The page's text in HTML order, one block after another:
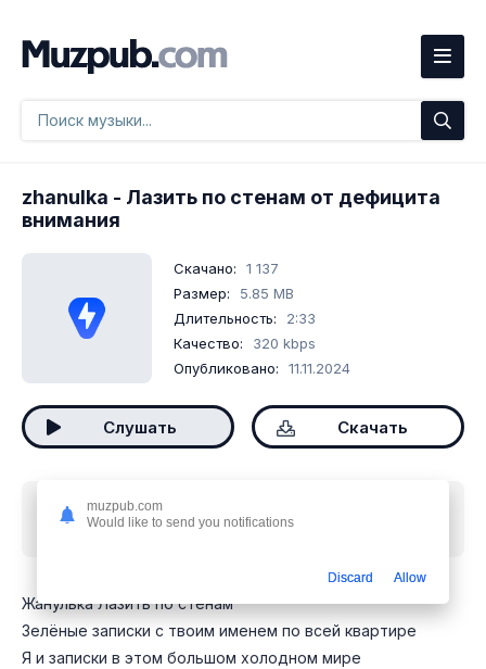
zhanulka - Лазить по стенам от дефицита
внимания
Скачано:
1 137
Размер:
5.85 MB
Длительность:
2:33
Качество:
320 kbps
Опубликовано:
11.11.2024
Слушать Скачать
Скачать песню
дефицита вниманияmp3 бесплатно
Жанулька Лазить по стенам
Зелёные записки с твоим именем по всей квартире
Я и записки в этом большом холодном мире
muzpub.com
Would like to send you notifications
Discard Allow